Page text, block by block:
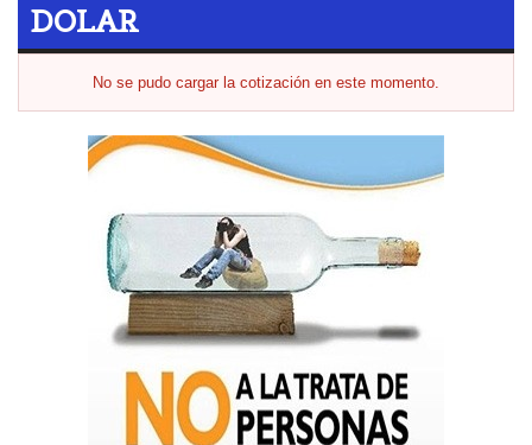
DOLAR
No se pudo cargar la cotización en este momento.